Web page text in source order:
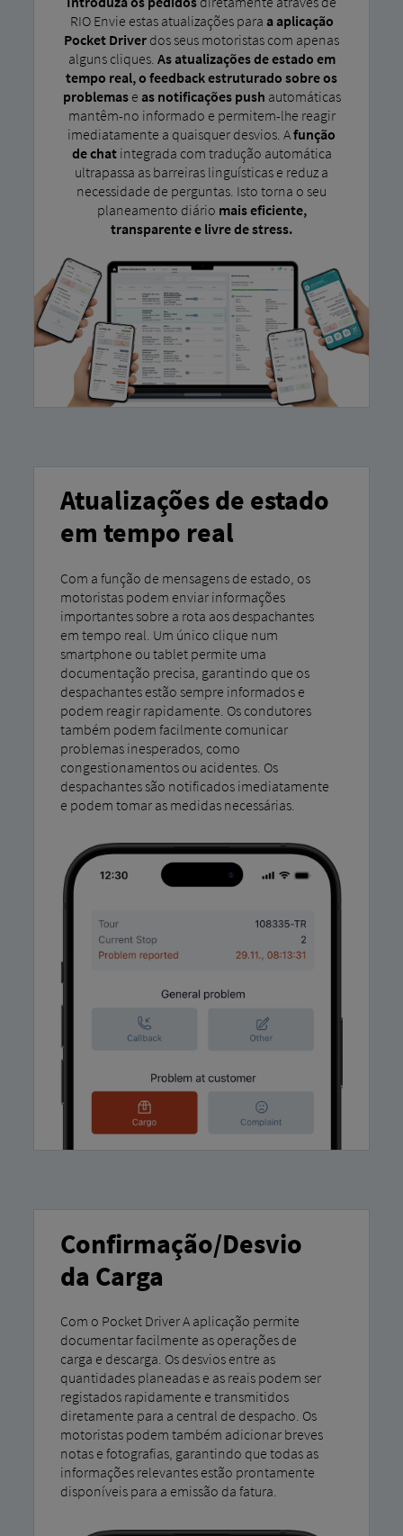
RIO Envie estas atualizações para a aplicação
Pocket Driver dos seus motoristas com apenas
alguns cliques. As atualizações de estado em
tempo real, o feedback estruturado sobre os
problemase as notificações push automáticas
mantêm-no informado e permitem-lhe reagir
imediatamente a quaisquer desvios. Afunção
de chatintegrada com tradução automática
ultrapassa as barreiras linguísticas e reduz a
necessidade de perguntas. Isto torna o seu
planeamento diário mais eficiente,
transparente e livre de stress.
Atualizações de estado
em tempo real
Com a função de mensagens de estado, os
motoristas podem enviar informações
importantes sobre a rota aos despachantes
em tempo real. Um único clique num
smartphone ou tablet permite uma
documentação precisa, garantindo que os
despachantes estão sempre informados e
podem reagir rapidamente. Os condutores
também podem facilmente comunicar
problemas inesperados, como
congestionamentos ou acidentes. Os
despachantes são notificados imediatamente
e podem tomar as medidas necessárias.
Confirmação/Desvio
da Carga
Com o Pocket Driver A aplicação permite
documentar facilmente as operações de
carga e descarga. Os desvios entre as
quantidades planeadas e as reais podem ser
registados rapidamente e transmitidos
diretamente para a central de despacho. Os
motoristas podem também adicionar breves
notas e fotografias, garantindo que todas as
informações relevantes estão prontamente
disponíveis para a emissão da fatura.